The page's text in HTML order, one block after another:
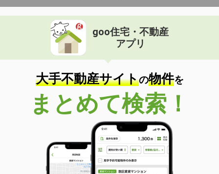
goo住宅・不動産
アプリ
大手不動産サイトの物件を
まとめて検索！